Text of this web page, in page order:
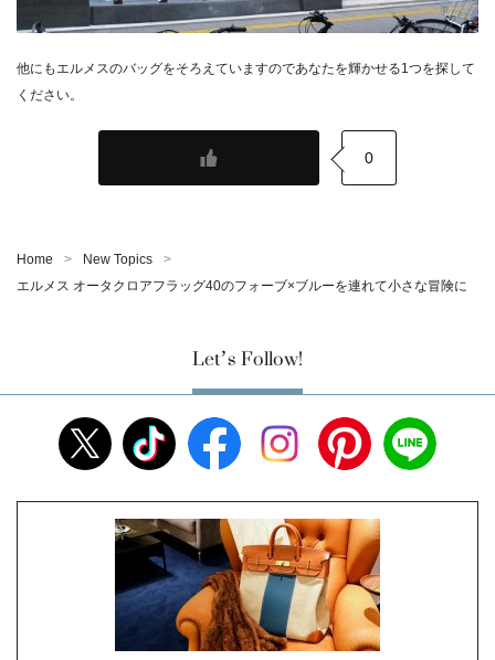
他にもエルメスのバッグをそろえていますのであなたを輝かせる1つを探して
ください。
0
Home
New Topics
エルメス オータクロアフラッグ40のフォーブ×ブルーを連れて小さな冒険に
Let’s Follow!